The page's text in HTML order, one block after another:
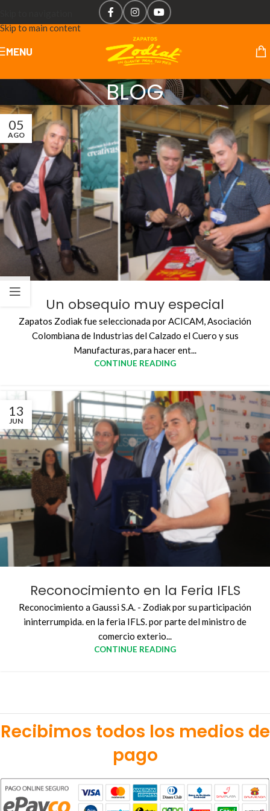
Skip to main content
MENU
BLOG
05
AGO
Un obsequio muy especial
Zapatos Zodiak fue seleccionada por ACICAM, Asociación
Colombiana de Industrias del Calzado el Cuero y sus
Manufacturas, para hacer ent...
CONTINUE READING
13
JUN
Reconocimiento en la Feria IFLS
Reconocimiento a Gaussi S.A. - Zodiak por su participación
ininterrumpida. en la feria IFLS. por parte del ministro de
comercio exterio...
CONTINUE READING
Recibimos todos los medios de
pago